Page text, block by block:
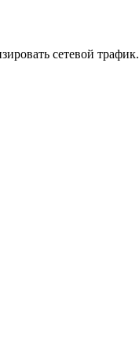
сетевой трафик.